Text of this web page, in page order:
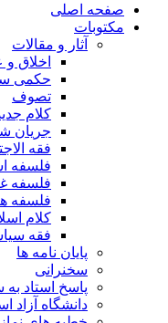
صفحه اصلی
مکتوبات
آثار و مقالات
اخلاق
حکمی
تصوف
کلام
جریان
فقه
فلسفه
فلسفه
فلسفه
کلام
فقه
پایان نامه ها
سخنرانی
پاسخ استاد به
دانشگاه آزاد